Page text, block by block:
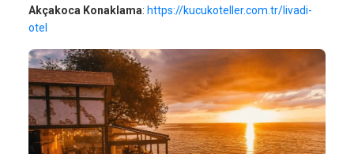
Akçakoca Konaklama: https://kucukoteller.com.tr/livadi-
otel